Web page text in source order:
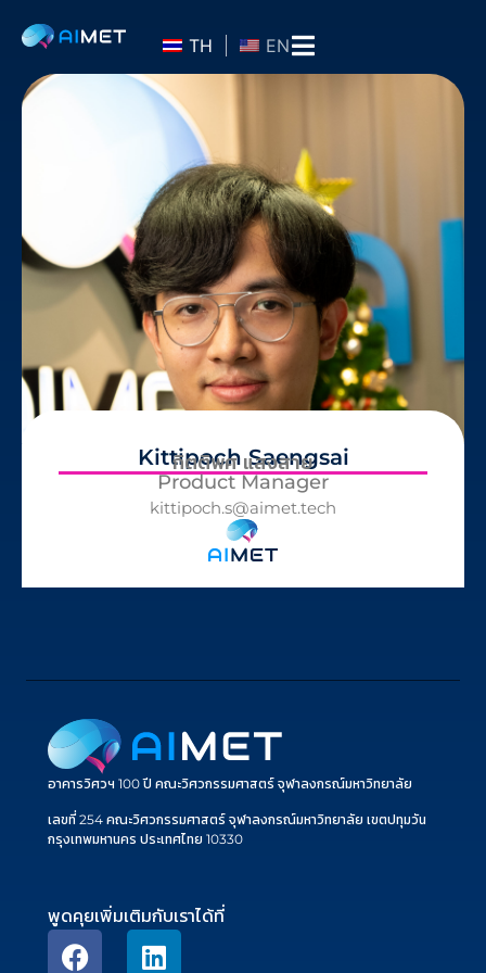
TH EN
Kittipoch Saengsai
กิตติพศ แสงสาย
Product Manager
kittipoch.s@aimet.tech
อาคารวิศวฯ 100 ปี คณะวิศวกรรมศาสตร์ จุฬาลงกรณ์มหาวิทยาลัย
เลขที่ 254 คณะวิศวกรรมศาสตร์ จุฬาลงกรณ์มหาวิทยาลัย เขตปทุมวัน
กรุงเทพมหานคร ประเทศไทย 10330
พูดคุยเพิ่มเติมกับเราได้ที่